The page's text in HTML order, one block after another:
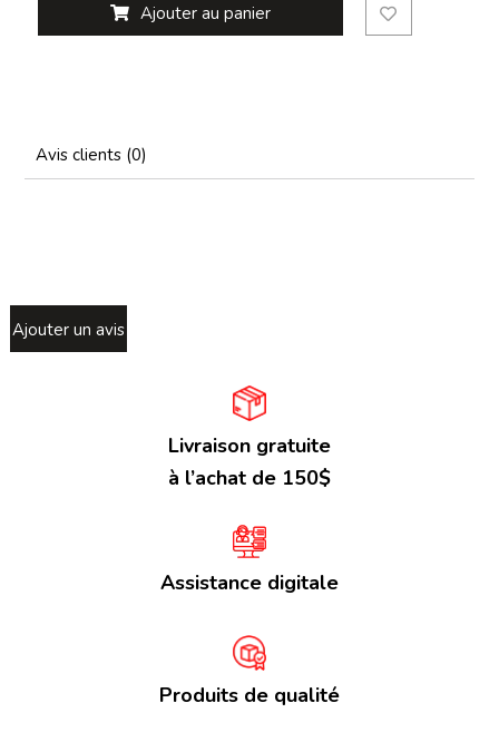
Ajouter au panier
Avis clients (0)
Ajouter un avis
Livraison gratuite
à l’achat de 150$
Assistance digitale
Produits de qualité